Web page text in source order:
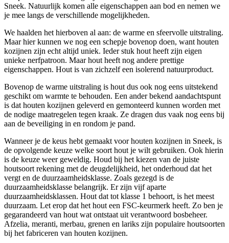
Sneek. Natuurlijk komen alle eigenschappen aan bod en nemen we
je mee langs de verschillende mogelijkheden.
We haalden het hierboven al aan: de warme en sfeervolle uitstraling.
Maar hier kunnen we nog een schepje bovenop doen, want houten
kozijnen zijn echt altijd uniek. Ieder stuk hout heeft zijn eigen
unieke nerfpatroon. Maar hout heeft nog andere prettige
eigenschappen. Hout is van zichzelf een isolerend natuurproduct.
Bovenop de warme uitstraling is hout dus ook nog eens uitstekend
geschikt om warmte te behouden. Een ander bekend aandachtspunt
is dat houten kozijnen geleverd en gemonteerd kunnen worden met
de nodige maatregelen tegen kraak. Ze dragen dus vaak nog eens bij
aan de beveiliging in en rondom je pand.
Wanneer je de keus hebt gemaakt voor houten kozijnen in Sneek, is
de opvolgende keuze welke soort hout je wilt gebruiken. Ook hierin
is de keuze weer geweldig. Houd bij het kiezen van de juiste
houtsoort rekening met de deugdelijkheid, het onderhoud dat het
vergt en de duurzaamheidsklasse. Zoals gezegd is de
duurzaamheidsklasse belangrijk. Er zijn vijf aparte
duurzaamheidsklassen. Hout dat tot klasse 1 behoort, is het meest
duurzaam. Let erop dat het hout een FSC-keurmerk heeft. Zo ben je
gegarandeerd van hout wat ontstaat uit verantwoord bosbeheer.
Afzelia, meranti, merbau, grenen en lariks zijn populaire houtsoorten
bij het fabriceren van houten kozijnen.